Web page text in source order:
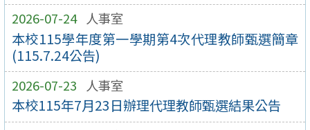
2026-07-24 人事室
本校115學年度第一學期第4次代理教師甄選簡章
(115.7.24公告)
2026-07-23 人事室
本校115年7月23日辦理代理教師甄選結果公告